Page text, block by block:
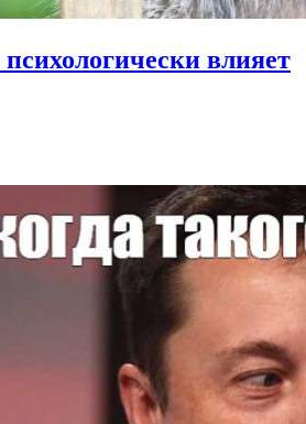
психологически влияет